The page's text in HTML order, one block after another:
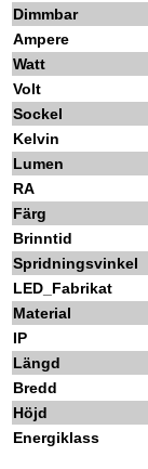
Dimmbar
Ampere
Watt
Volt
Sockel
Kelvin
Lumen
RA
Färg
Brinntid
Spridningsvinkel
LED_Fabrikat
Material
IP
Längd
Bredd
Höjd
Energiklass